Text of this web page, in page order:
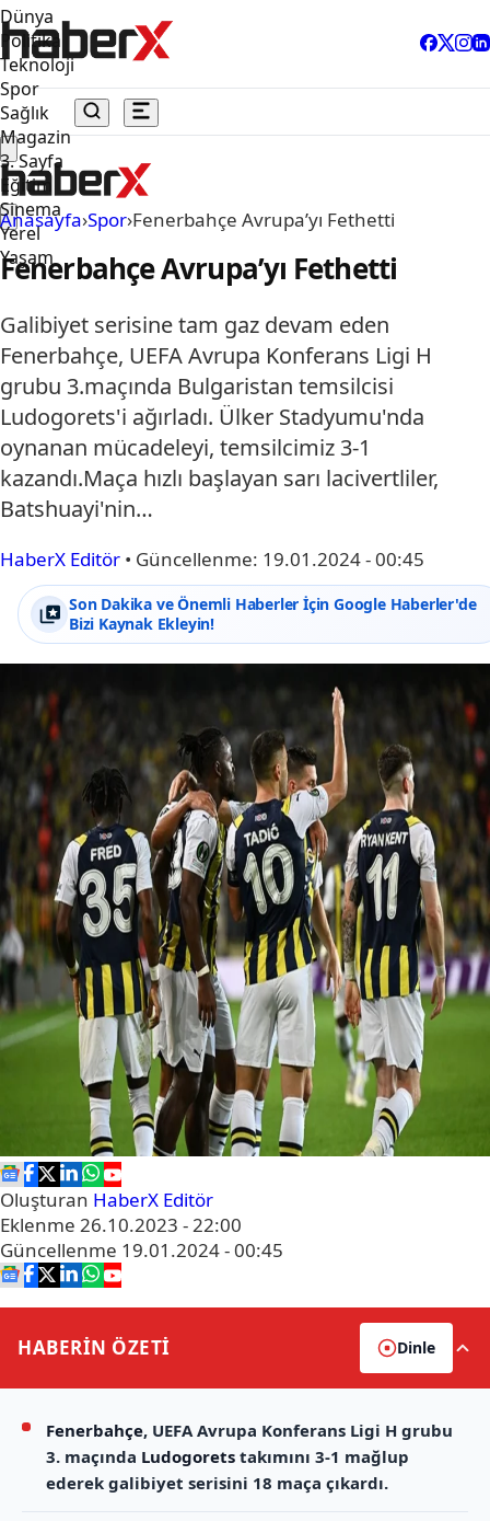
Dünya
Politika
Teknoloji
Spor
Sağlık
Magazin
3. Sayfa
Eğitim
Sinema
Yerel
Yaşam
Anasayfa›Spor›Fenerbahçe Avrupa’yı Fethetti
Fenerbahçe Avrupa’yı Fethetti
Galibiyet serisine tam gaz devam eden
Fenerbahçe, UEFA Avrupa Konferans Ligi H
grubu 3.maçında Bulgaristan temsilcisi
Ludogorets'i ağırladı. Ülker Stadyumu'nda
oynanan mücadeleyi, temsilcimiz 3-1
kazandı.Maça hızlı başlayan sarı lacivertliler,
Batshuayi'nin…
HaberX Editör • Güncellenme: 19.01.2024 - 00:45
Son Dakika ve Önemli Haberler İçin Google Haberler'de
Bizi Kaynak Ekleyin!
Oluşturan HaberX Editör
Eklenme 26.10.2023 - 22:00
Güncellenme 19.01.2024 - 00:45
HABERİN ÖZETİ Dinle
Fenerbahçe, UEFA Avrupa Konferans Ligi H grubu
3. maçında Ludogorets takımını 3-1 mağlup
ederek galibiyet serisini 18 maça çıkardı.